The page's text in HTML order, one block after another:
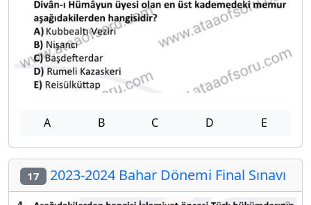
A B C D E
17 2023-2024 Bahar Dönemi Final Sınavı